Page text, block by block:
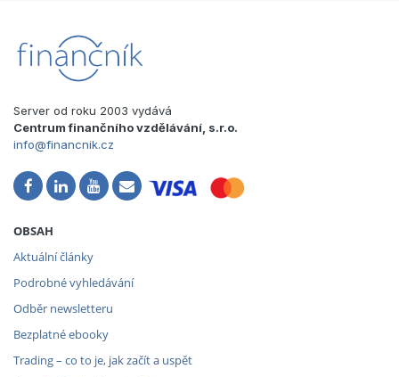
Server od roku 2003 vydává
Centrum finančního vzdělávání, s.r.o.
info@financnik.cz
OBSAH
Aktuální články
Podrobné vyhledávání
Odběr newsletteru
Bezplatné ebooky
Trading – co to je, jak začít a uspět